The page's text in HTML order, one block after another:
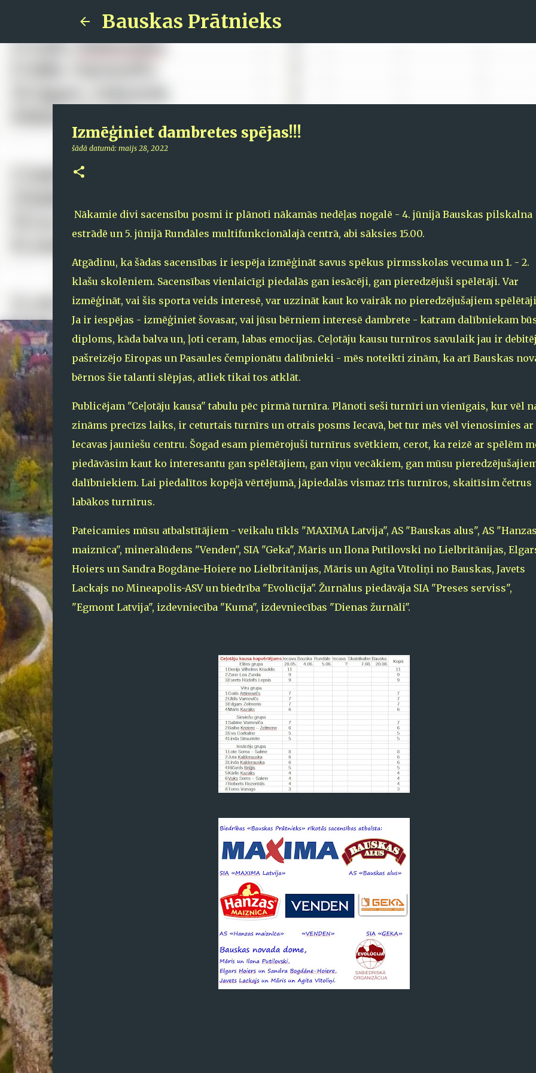
Bauskas Prātnieks
Izmēģiniet dambretes spējas!!!
šādā datumā: maijs 28, 2022
Nākamie divi sacensību posmi ir plānoti nākamās nedēļas nogalē - 4. jūnijā Bauskas pilskalna
estrādē un 5. jūnijā Rundāles multifunkcionālajā centrā, abi sāksies 15.00.
Atgādinu, ka šādas sacensības ir iespēja izmēģināt savus spēkus pirmsskolas vecuma un 1. - 2.
klašu skolēniem. Sacensības vienlaicīgi piedalās gan iesācēji, gan pieredzējuši spēlētāji. Var
izmēģināt, vai šis sporta veids interesē, var uzzināt kaut ko vairāk no pieredzējušajiem
Ja ir iespējas - izmēģiniet šovasar, vai jūsu bērniem interesē dambrete - katram dalībniekam
diploms, kāda balva un, ļoti ceram, labas emocijas. Ceļotāju kausu turnīros savulaik jau ir
pašreizējo Eiropas un Pasaules čempionātu dalībnieki - mēs noteikti zinām, ka arī Bauskas
bērnos šie talanti slēpjas, atliek tikai tos atklāt.
Publicējam "Ceļotāju kausa" tabulu pēc pirmā turnīra. Plānoti seši turnīri un vienīgais, kur vēl
zināms precīzs laiks, ir ceturtais turnīrs un otrais posms Iecavā, bet tur mēs vēl vienosimies ar
Iecavas jauniešu centru. Šogad esam piemērojuši turnīrus svētkiem, cerot, ka reizē ar spēlēm
piedāvāsim kaut ko interesantu gan spēlētājiem, gan viņu vecākiem, gan mūsu
dalībniekiem. Lai piedalītos kopējā vērtējumā, jāpiedalās vismaz trīs turnīros, skaitīsim četrus
labākos turnīrus.
Pateicamies mūsu atbalstītājiem - veikalu tīkls "MAXIMA Latvija", AS "Bauskas alus", AS
maiznīca", minerālūdens "Venden", SIA "Geka", Māris un Ilona Putilovski no Lielbritānijas,
Hoiers un Sandra Bogdāne-Hoiere no Lielbritānijas, Māris un Agita Vītoliņi no Bauskas, Javets
Lackajs no Mineapolis-ASV un biedrība "Evolūcija". Žurnālus piedāvāja SIA "Preses serviss",
"Egmont Latvija", izdevniecība "Kuma", izdevniecības "Dienas žurnāli".